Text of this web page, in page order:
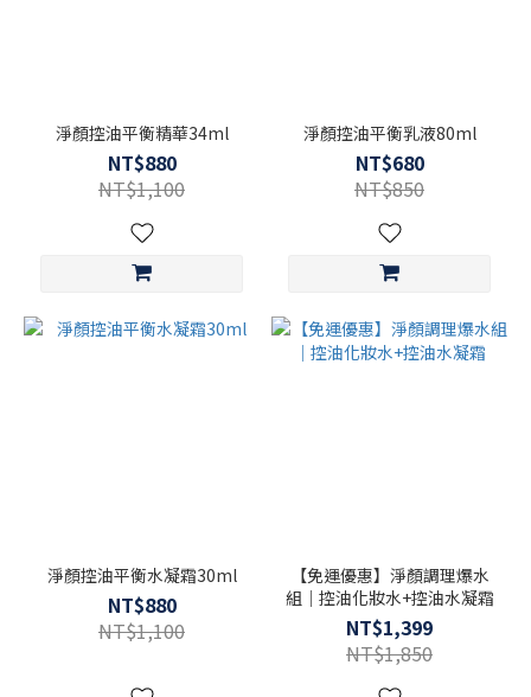
淨顏控油平衡精華34ml
NT$880
NT$1,100
淨顏控油平衡乳液80ml
NT$680
NT$850
淨顏控油平衡水凝霜30ml
NT$880
NT$1,100
【免運優惠】淨顏調理爆水
組｜控油化妝水+控油水凝霜
NT$1,399
NT$1,850